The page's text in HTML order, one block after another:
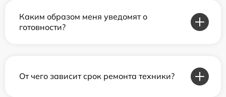
Каким образом меня уведомят о
готовности?
От чего зависит срок ремонта техники?